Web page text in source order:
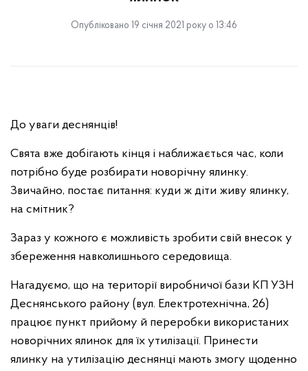
Опубліковано 19 січня 2021 року о 13:46
До уваги деснянців!
Свята вже добігають кінця і наближається час, коли
потрібно буде розбирати новорічну ялинку.
Звичайно, постає питання: куди ж діти живу ялинку,
на смітник?
Зараз у кожного є можливість зробити свій внесок у
збереження навколишнього середовища.
Нагадуємо, що на території виробничої бази КП УЗН
Деснянського району (вул. Електротехнічна, 26)
працює пункт прийому й переробки використаних
новорічних ялинок для їх утилізації. Принести
ялинку на утилізацію деснянці мають змогу щоденно